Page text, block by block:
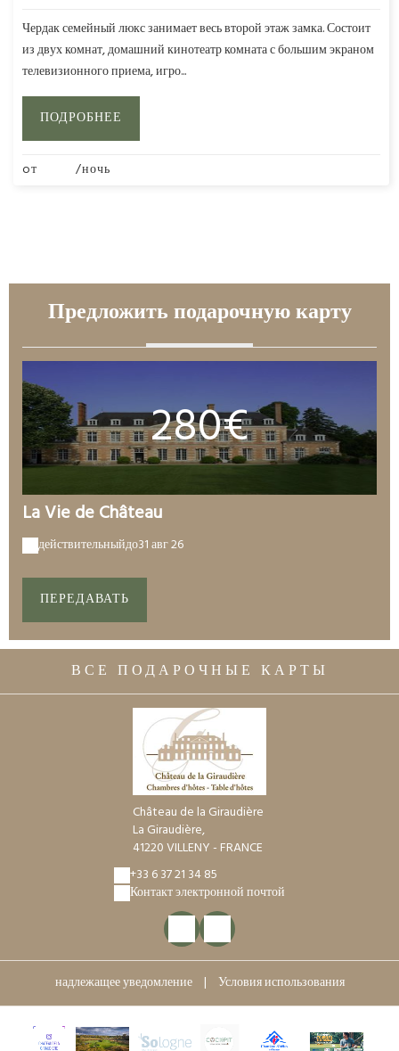
Чердак семейный люкс занимает весь второй этаж замка. Состоит
из двух комнат, домашний кинотеатр комната с большим экраном
телевизионного приема, игро...
ПОДРОБНЕЕ
oт /ночь
Предложить подарочную карту
280€
La Vie de Château
действительныйдо31 авг 26
ПЕРЕДАВАТЬ
ВСЕ ПОДАРОЧНЫЕ КАРТЫ
Château de la Giraudière
La Giraudière,
41220 VILLENY - FRANCE
+33 6 37 21 34 85
Контакт электронной почтой
надлежащее уведомление | Условия использования